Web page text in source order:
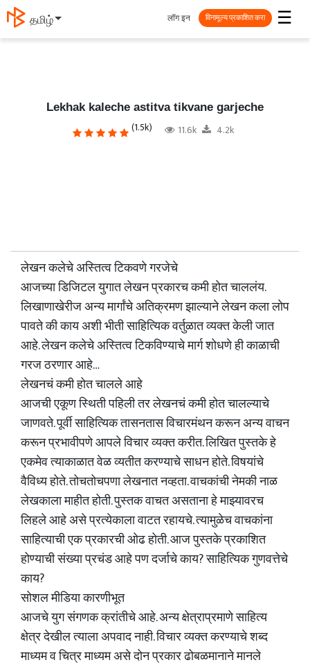
தமிழ் ☰
लॉग इन विनामूल्य प्रकाशित करा
Lekhak kaleche astitva tikvane garjeche
(1.5k) 11.6k 4.2k
लेखन कलेचे अस्तित्व टिकवणे गरजेचे
आजच्या डिजिटल युगात लेखन प्रकारच कमी होत चाललंय.
लिखाणाखेरीज अन्य मार्गांचे अतिक्रमण झाल्याने लेखन कला लोप
पावते की काय अशी भीती साहित्यिक वर्तुळात व्यक्त केली जात
आहे. लेखन कलेचे अस्तित्व टिकविण्याचे मार्ग शोधणे ही काळाची
गरज ठरणार आहे…
लेखनचं कमी होत चालले आहे
आजची एकूण स्थिती पहिली तर लेखनचं कमी होत चालल्याचे
जाणवते. पूर्वी साहित्यिक तासनतास विचारमंथन करून अन्य वाचन
करून प्रभावीपणे आपले विचार व्यक्त करीत. लिखित पुस्तके हे
एकमेव त्याकाळात वेळ व्यतीत करण्याचे साधन होते. विषयांचे
वैविध्य होते. तोचतोचपणा लेखनात नव्हता. वाचकांची नेमकी नाळ
लेखकाला माहीत होती. पुस्तक वाचत असताना हे माझ्यावरच
लिहले आहे असे प्रत्येकाला वाटत रहायचे. त्यामुळेच वाचकांना
साहित्याची एक प्रकारची ओढ होती. आज पुस्तके प्रकाशित
होण्याची संख्या प्रचंड आहे पण दर्जाचे काय? साहित्यिक गुणवत्तेचे
काय?
सोशल मीडिया कारणीभूत
आजचे युग संगणक क्रांतीचे आहे. अन्य क्षेत्राप्रमाणे साहित्य
क्षेत्र देखील त्याला अपवाद नाही. विचार व्यक्त करण्याचे शब्द
माध्यम व चित्र माध्यम असे दोन प्रकार ढोबळमानाने मानले